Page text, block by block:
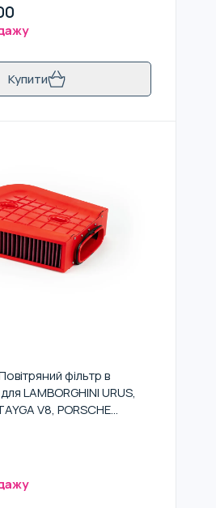
Купити
фільтр в
LAMBORGHINI URUS,
V8, PORSCHE
AUDI RS Q8